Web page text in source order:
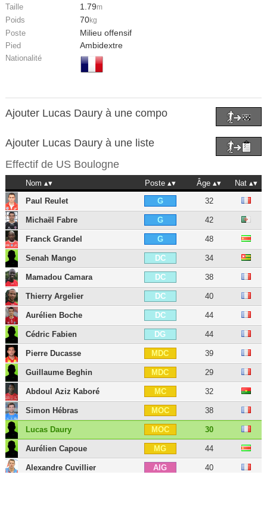
Taille 1.79m
Poids 70kg
Poste Milieu offensif
Pied Ambidextre
Nationalité
Ajouter Lucas Daury à une compo
Ajouter Lucas Daury à une liste
Effectif de US Boulogne
Nom Poste Âge
Nat
Paul Reulet
G 32
Michaël Fabre G 42
Franck Grandel G 48
Senah Mango DC 34
Mamadou Camara DC 38
Thierry Argelier DC 40
Aurélien Boche DC 44
Cédric Fabien DG 44
Pierre Ducasse MDC 39
Guillaume Beghin MDC 29
Abdoul Aziz Kaboré MC 32
Simon Hébras MOC 38
Lucas Daury MOC 30
Aurélien Capoue MG 44
Alexandre Cuvillier AIG 40